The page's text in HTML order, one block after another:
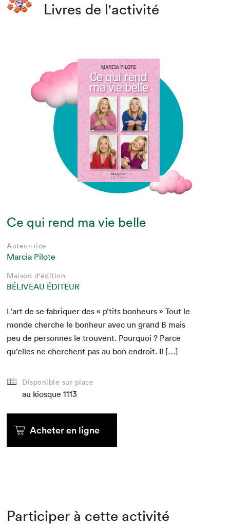
Livres de l'activité
Ce qui rend ma vie belle
Auteur·rice
Marcia Pilote
Maison d'édition
BÉLIVEAU ÉDITEUR
L’art de se fab­ri­quer des « p’tits bon­heurs » Tout le
monde cherche le bon­heur avec un grand B mais
peu de per­son­nes le trou­vent. Pourquoi ? Parce
qu’elles ne cherchent pas au bon endroit. Il […]
Disponible sur place
au kiosque 1113
Acheter en ligne
Participer à cette activité